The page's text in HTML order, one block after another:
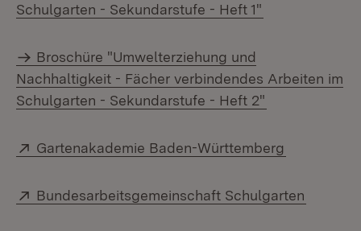
Schulgarten - Sekundarstufe - Heft 1"
Broschüre "Umwelterziehung und
Nachhaltigkeit - Fächer verbindendes Arbeiten im
Schulgarten - Sekundarstufe - Heft 2"
Extern:
Gartenakademie Baden-Württemberg
Extern:
Bundesarbeitsgemeinschaft Schulgarten